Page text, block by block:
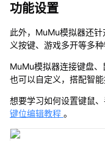
功能设置
此外，MuMu模拟器还
义按键、游戏多开等多种
MuMu模拟器连接键盘、
也可以自定义，搭配智
想要学习如何设置键鼠
键位编辑教程 。